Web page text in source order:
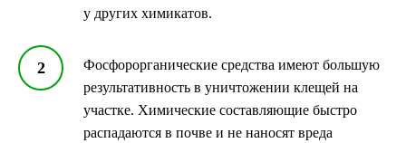
у других химикатов.
Фосфорорганические средства имеют большую
результативность в уничтожении клещей на
участке. Химические составляющие быстро
распадаются в почве и не наносят вреда